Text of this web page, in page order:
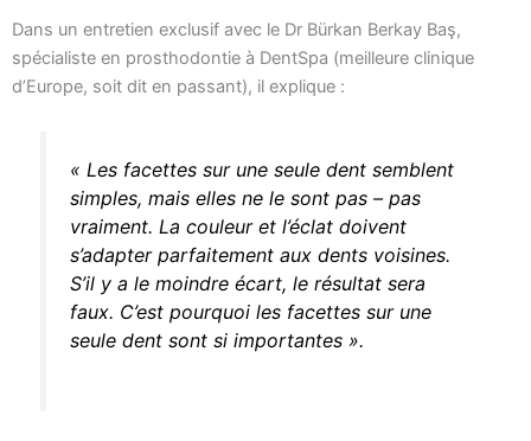
Dans un entretien exclusif avec le Dr Bürkan Berkay Baş,
spécialiste en prosthodontie à DentSpa (meilleure clinique
d’Europe, soit dit en passant), il explique :
« Les facettes sur une seule dent semblent
simples, mais elles ne le sont pas – pas
vraiment. La couleur et l’éclat doivent
s’adapter parfaitement aux dents voisines.
S’il y a le moindre écart, le résultat sera
faux. C’est pourquoi les facettes sur une
seule dent sont si importantes ».